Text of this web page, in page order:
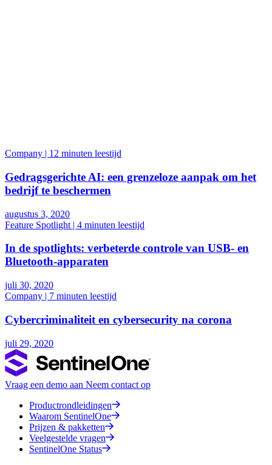
Company | 12 minuten leestijd
Gedragsgerichte AI: een grenzeloze aanpak om het
bedrijf te beschermen
augustus 3, 2020
Feature Spotlight | 4 minuten leestijd
In de spotlights: verbeterde controle van USB- en
Bluetooth-apparaten
juli 30, 2020
Company | 7 minuten leestijd
Cybercriminaliteit en cybersecurity na corona
juli 29, 2020
Vraag een demo aan Neem contact op
Productrondleidingen
Waarom SentinelOne
Prijzen & pakketten
Veelgestelde vragen
SentinelOne Status